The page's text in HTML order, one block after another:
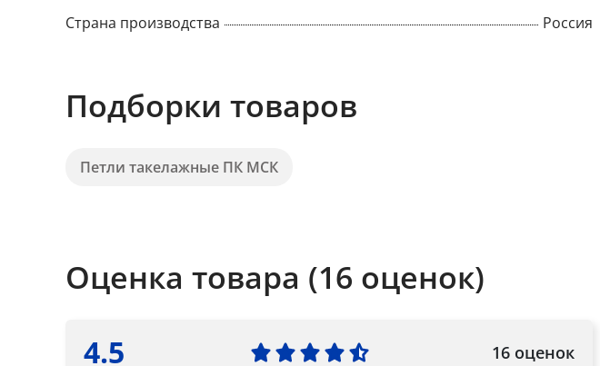
Страна производства
Россия
Подборки товаров
Петли такелажные ПК МСК
Оценка товара (16 оценок)
4.5 16 оценок